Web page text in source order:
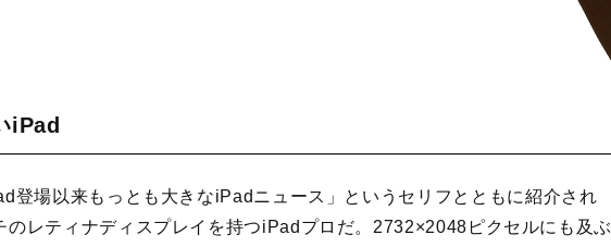
iPad
登場以来もっとも大きなiPadニュース」というセリフとともに紹介され
のレティナディスプレイを持つiPadプロだ。2732×2048ピクセルにも及ぶ